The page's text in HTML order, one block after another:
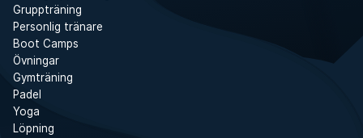
Gruppträning
Personlig tränare
Boot Camps
Övningar
Gymträning
Padel
Yoga
Löpning